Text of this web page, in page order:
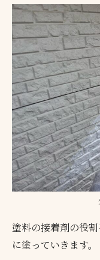
塗料の接着剤の役
に塗っていきます。